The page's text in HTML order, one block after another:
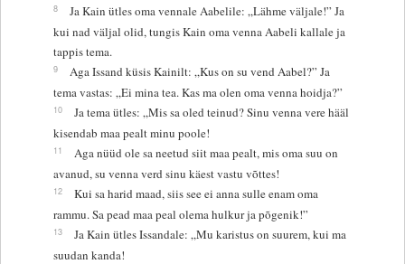
8
Ja Kain ütles oma vennale Aabelile: „Lähme väljale!” Ja
kui nad väljal olid, tungis Kain oma venna Aabeli kallale ja
tappis tema.
9
Aga Issand küsis Kainilt: „Kus on su vend Aabel?” Ja
tema vastas: „Ei mina tea. Kas ma olen oma venna hoidja?”
10
Ja tema ütles: „Mis sa oled teinud? Sinu venna vere hääl
kisendab maa pealt minu poole!
11
Aga nüüd ole sa neetud siit maa pealt, mis oma suu on
avanud, su venna verd sinu käest vastu võttes!
12
Kui sa harid maad, siis see ei anna sulle enam oma
rammu. Sa pead maa peal olema hulkur ja põgenik!”
13
Ja Kain ütles Issandale: „Mu karistus on suurem, kui ma
suudan kanda!